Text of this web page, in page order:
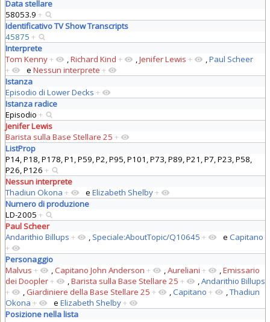
Data stellare
58053.9 +
Identificativo TV Show Transcripts
45875 +
Interprete
Tom Kenny+ ,Richard Kind + ,Jenifer Lewis + ,Paul Scheer
+
e Nessun interprete +
Istanza
Episodio di Lower Decks +
Istanza radice
Episodio +
Jenifer Lewis
Barista sulla Base Stellare 25 +
ListProp
P14, P18, P178, P1, P59, P2, P95, P101, P73, P89, P21, P7, P23, P58,
P26, P126 +
Nessun interprete
Thadiun Okona + e Elizabeth Shelby+
Numero di produzione
LD-2005 +
Paul Scheer
Andarithio Billups + , Speciale:AboutTopic/Q10645 + e Capitano
+
Personaggio
Malvus + ,Capitano John Anderson + ,Aureliani + ,Emissario
dei Doopler+ ,Barista sulla Base Stellare 25 + ,Andarithio Billups
+
,Giardiniere della Base Stellare 25 + ,Capitano + ,Thadiun
Okona + e Elizabeth Shelby+
Posizione nella lista